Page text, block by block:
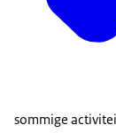
sommige